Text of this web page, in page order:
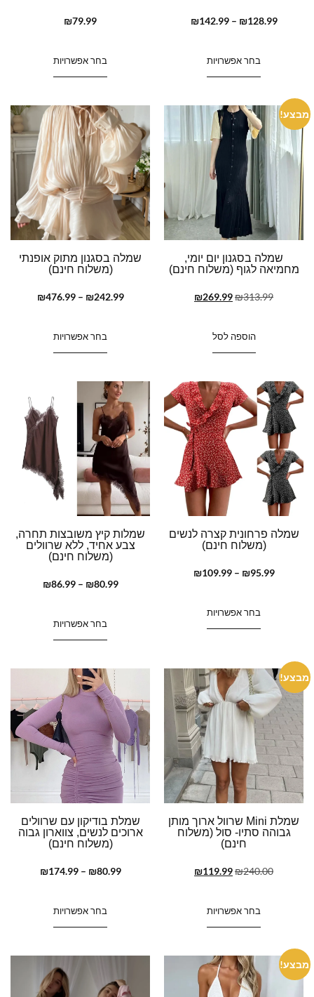
₪128.99
–
₪142.99
בחר אפשרויות
₪79.99
בחר אפשרויות
מבצע!
שמלה בסגנון יום יומי,
מחמיאה לגוף (משלוח חינם)
₪313.99
₪269.99
הוספה לסל
שמלה בסגנון מתוק אופנתי
(משלוח חינם)
₪242.99
–
₪476.99
בחר אפשרויות
שמלה פרחונית קצרה לנשים
(משלוח חינם)
₪95.99
–
₪109.99
בחר אפשרויות
שמלות קיץ משובצות תחרה,
צבע אחיד, ללא שרוולים
(משלוח חינם)
₪80.99
–
₪86.99
בחר אפשרויות
מבצע!
שמלת Mini שרוול ארוך מותן
גבוהה סתיו- סול (משלוח
חינם)
₪240.00
₪119.99
בחר אפשרויות
שמלת בודיקון עם שרוולים
ארוכים לנשים, צווארון גבוה
(משלוח חינם)
₪80.99
–
₪174.99
בחר אפשרויות
מבצע!